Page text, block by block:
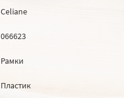
Celiane
066623
Рамки
Пластик